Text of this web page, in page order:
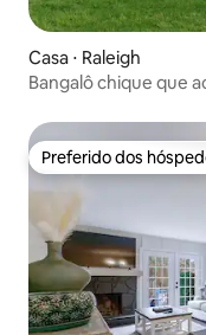
Casa ⋅ Raleigh
Bangalô chique que
Preferido dos
Preferido dos